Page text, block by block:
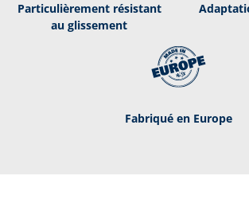
Par­ti­cu­liè­re­ment ré­sis­tant
au glis­se­ment
Fabriqué en Europe